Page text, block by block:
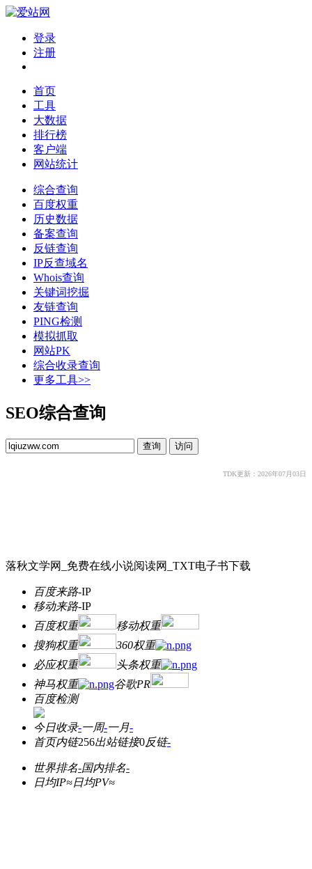
登录
注册
首页
工具
大数据
排行榜
客户端
网站统计
综合查询
百度权重
历史数据
备案查询
反链查询
IP反查域名
Whois查询
关键词挖掘
友链查询
PING检测
模拟抓取
网站PK
综合收录查询
更多工具>>
SEO综合查询
TDK更新：2026年07月03日
落秋文学网_免费在线小说阅读网_TXT电子书下载
百度来路-IP
移动来路-IP
百度权重
移动权重
搜狗权重
360权重
必应权重
头条权重
神马权重
谷歌PR
百度检测
今日收录-一周-一月-
首页内链256出站链接0反链-
世界排名-国内排名-
日均IP≈日均PV≈